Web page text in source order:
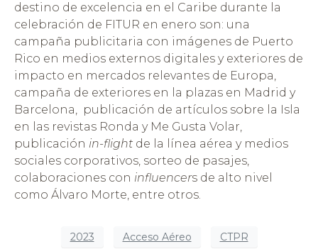
destino de excelencia en el Caribe durante la
celebración de FITUR en enero son: una
campaña publicitaria con imágenes de Puerto
Rico en medios externos digitales y exteriores de
impacto en mercados relevantes de Europa,
campaña de exteriores en la plazas en Madrid y
Barcelona, publicación de artículos sobre la Isla
en las revistas Ronda y Me Gusta Volar,
publicación in-flight de la línea aérea y medios
sociales corporativos, sorteo de pasajes,
colaboraciones con influencers de alto nivel
como Álvaro Morte, entre otros.
2023 Acceso Aéreo
CTPR